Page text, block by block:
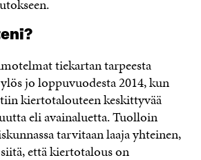
tiekartan tarpeesta
jo loppuvuodesta 2014, kun
kiertotalouteen keskittyvää
eli avainaluetta. Tuolloin
tarvitaan laaja yhteinen,
että kiertotalous on